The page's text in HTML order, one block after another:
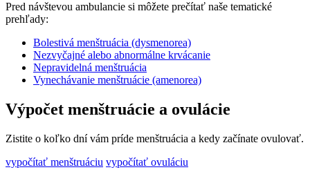
Pred návštevou ambulancie si môžete prečítať naše tematické
prehľady:
Bolestivá menštruácia (dysmenorea)
Nezvyčajné alebo abnormálne krvácanie
Nepravidelná menštruácia
Vynechávanie menštruácie (amenorea)
Výpočet menštruácie a ovulácie
Zistite o koľko dní vám príde menštruácia a kedy začínate ovulovať.
vypočítať menštruáciu vypočítať ovuláciu